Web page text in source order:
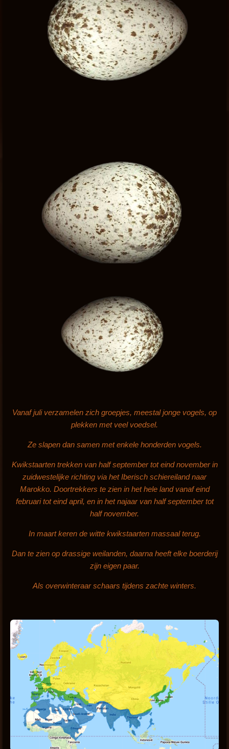
Vanaf juli verzamelen zich groepjes, meestal jonge vogels, op
plekken met veel voedsel.
Ze slapen dan samen met enkele honderden vogels.
Kwikstaarten trekken van half september tot eind november in
zuidwestelijke richting via het Iberisch schiereiland naar
Marokko. Doortrekkers te zien in het hele land vanaf eind
februari tot eind april, en in het najaar van half september tot
half november.
In maart keren de witte kwikstaarten massaal terug.
Dan te zien op drassige weilanden, daarna heeft elke boerderij
zijn eigen paar.
Als overwinteraar schaars tijdens zachte winters.